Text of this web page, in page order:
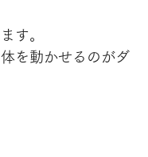
す。
を動かせるのがダ